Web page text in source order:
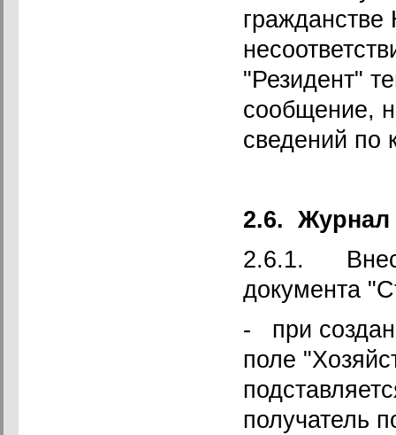
"Резидент"
сообщение,
сведений по
2.6. Журнал
2.6.1.
документа
- при
поле
получатель